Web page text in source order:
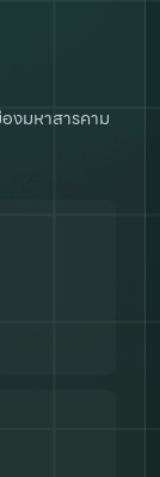
องมหาสารคาม